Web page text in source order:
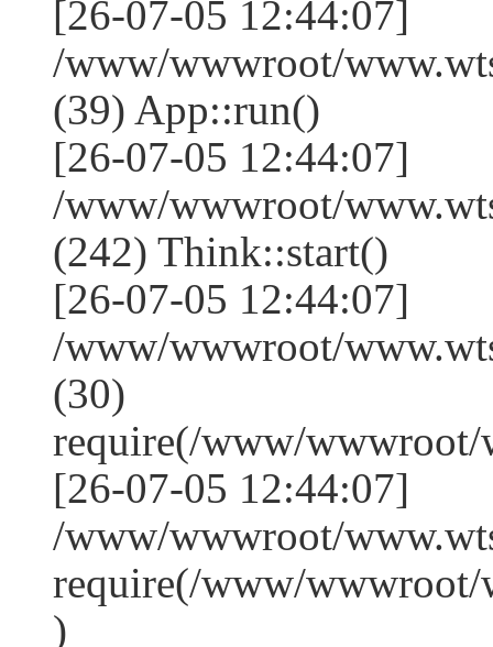
[26-07-05 12:44:07]
/www/wwwroot/
(39) App::run()
[26-07-05 12:44:07]
/www/wwwroot/
(242) Think::start()
[26-07-05 12:44:07]
/www/wwwroot/
(30)
require(/www/wwwroot/
[26-07-05 12:44:07]
/www/wwwroot/
require(/www/wwwroot/
)